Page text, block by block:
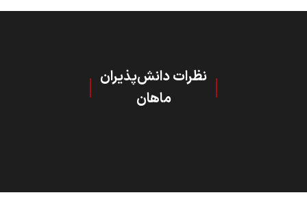
نظرات دانش‌پذیران
ماهان